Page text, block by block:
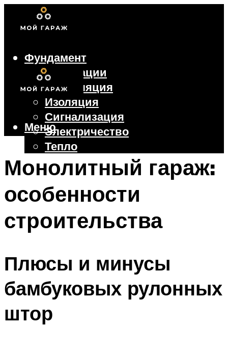
Фундамент
Коммуникации
Вентиляция
Изоляция
Сигнализация
Электричество
Тепло
Крыша
Ворота
Меню
Монолитный гараж:
особенности
строительства
Плюсы и минусы
бамбуковых рулонных
штор